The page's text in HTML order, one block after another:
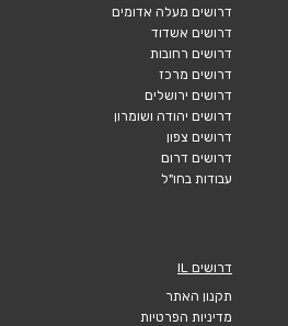
דרושים מעלה אדומים
דרושים אשדוד
דרושים רחובות
דרושים מרכז
דרושים ירושלים
דרושים יהודה ושומרון
דרושים צפון
דרושים דרום
עבודות בחו"ל
דרושים IL
תקנון האתר
מדיניות הפרטיות